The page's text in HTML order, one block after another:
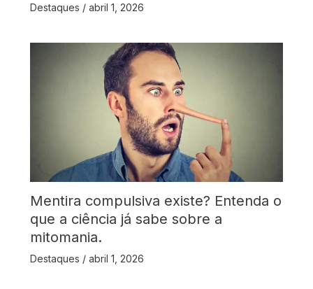
Destaques / abril 1, 2026
Mentira compulsiva existe? Entenda o
que a ciência já sabe sobre a
mitomania.
Destaques / abril 1, 2026